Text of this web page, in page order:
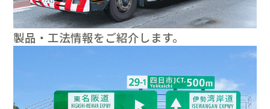
製品・工法情報をご紹介します。